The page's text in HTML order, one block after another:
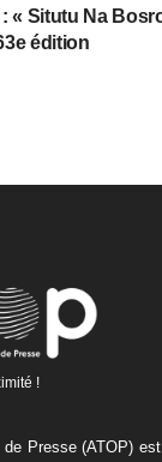
« Situtu Na
édition
!
de Presse (ATOP)